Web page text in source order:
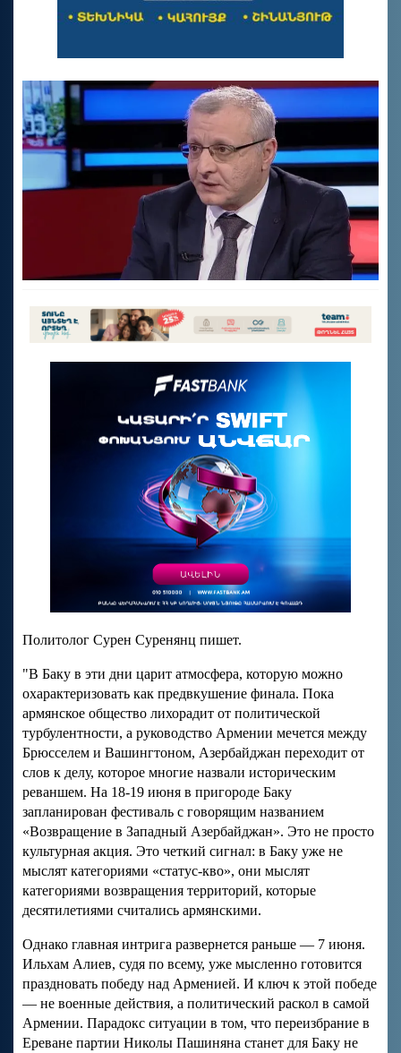
Политолог Сурен Суренянц пишет.
"В Баку в эти дни царит атмосфера, которую можно
охарактеризовать как предвкушение финала. Пока
армянское общество лихорадит от политической
турбулентности, а руководство Армении мечется между
Брюсселем и Вашингтоном, Азербайджан переходит от
слов к делу, которое многие назвали историческим
реваншем. На 18-19 июня в пригороде Баку
запланирован фестиваль с говорящим названием
«Возвращение в Западный Азербайджан». Это не просто
культурная акция. Это четкий сигнал: в Баку уже не
мыслят категориями «статус-кво», они мыслят
категориями возвращения территорий, которые
десятилетиями считались армянскими.
Однако главная интрига развернется раньше — 7 июня.
Ильхам Алиев, судя по всему, уже мысленно готовится
праздновать победу над Арменией. И ключ к этой победе
— не военные действия, а политический раскол в самой
Армении. Парадокс ситуации в том, что переизбрание в
Ереване партии Николы Пашиняна станет для Баку не